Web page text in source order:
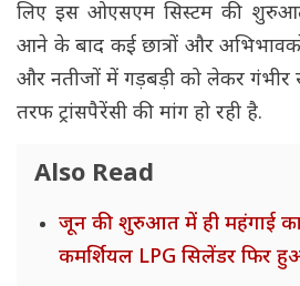
लिए इस ओएसएम सिस्टम की
आने के बाद कई छात्रों और
और नतीजों में गड़बड़ी को लेकर गंभीर
तरफ ट्रांसपैरेंसी की मांग हो रही है.
Also Read
जून की शुरुआत में ही महंगाई
कमर्शियल LPG सिलेंडर फिर